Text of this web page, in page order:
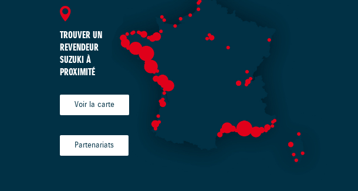
TROUVER UN
REVENDEUR
SUZUKI À
PROXIMITÉ
Voir la carte
Partenariats